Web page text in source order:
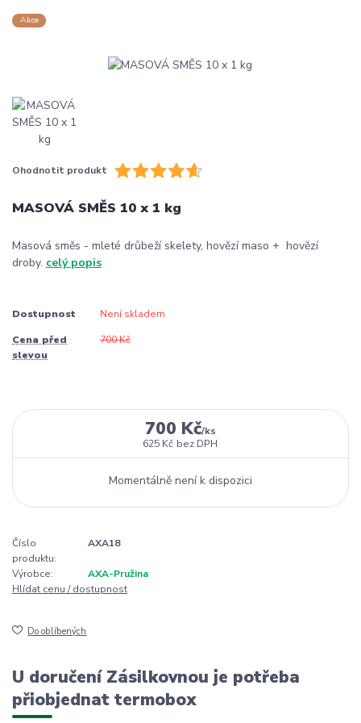
Akce
Ohodnotit produkt
MASOVÁ SMĚS 10 x 1 kg
Masová směs - mleté drůbeží skelety, hovězí maso + hovězí
droby. celý popis
Dostupnost Není skladem
Cena před
slevou
700 Kč
700 Kč/ks
625 Kč bez DPH
Momentálně není k dispozici
Číslo
produktu:
AXA18
Výrobce:
AXA-Pružina
Hlídat cenu / dostupnost
Do oblíbených
U doručení Zásilkovnou je potřeba
přiobjednat termobox